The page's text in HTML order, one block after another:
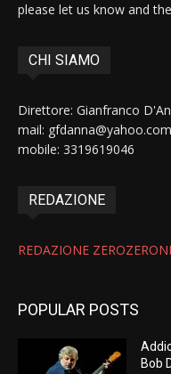
please let us know and
CHI SIAMO
Direttore: Gianfranco
mail: gfdanna@yahoo.com
mobile: 3319619046
REDAZIONE
REDAZIONE
POPULAR POSTS
Bob